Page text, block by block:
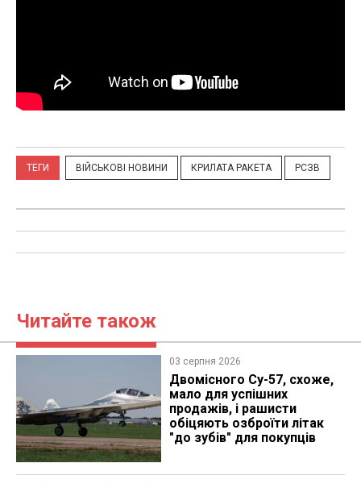
ТЕГИ ВІЙСЬКОВІ НОВИНИ КРИЛАТА РАКЕТА РСЗВ
Читайте також
03 серпня 2026
Двомісного Су-57, схоже,
мало для успішних
продажів, і рашисти
обіцяють озброїти літак
"до зубів" для покупців